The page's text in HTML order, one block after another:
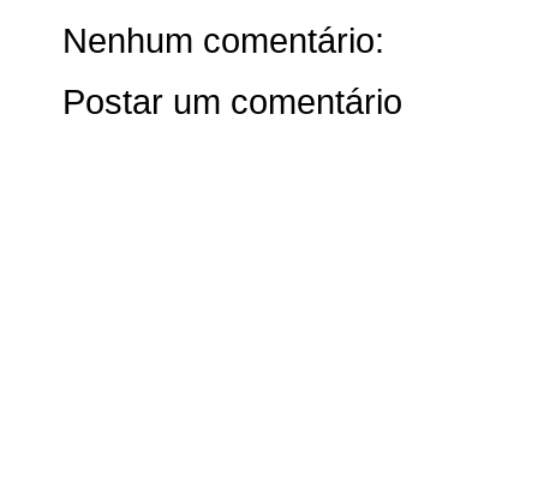
Nenhum comentário:
Postar um comentário